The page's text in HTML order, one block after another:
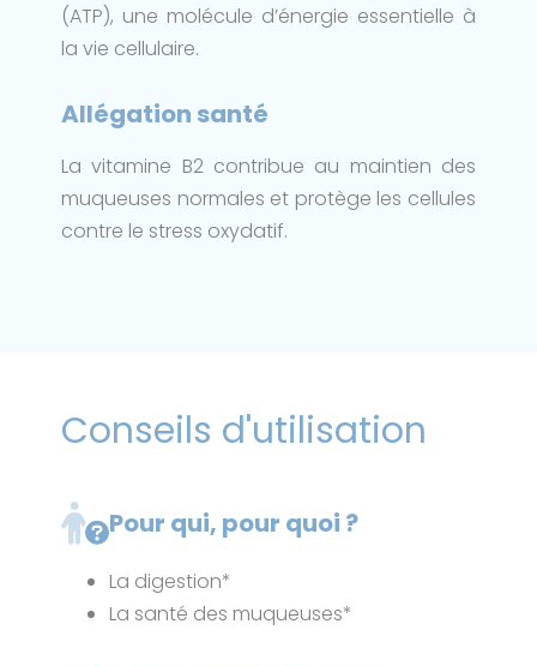
(ATP), une molécule d’énergie essentielle à
la vie cellulaire.
Allégation santé
La vitamine B2 contribue au maintien des
muqueuses normales et protège les cellules
contre le stress oxydatif.
Conseils d'utilisation
Pour qui, pour quoi ?
La digestion*
La santé des muqueuses*